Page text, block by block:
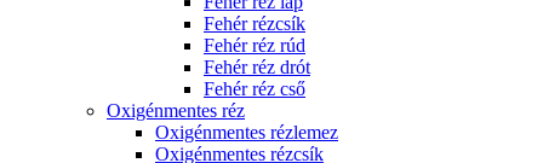
Fehér rézcsík
Fehér réz rúd
Fehér réz drót
Fehér réz cső
Oxigénmentes réz
Oxigénmentes rézlemez
Oxigénmentes rézcsík